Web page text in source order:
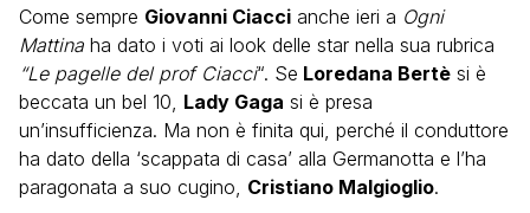
Come sempre Giovanni Ciacci anche ieri a Ogni
Mattina ha dato i voti ai look delle star nella sua rubrica
“Le pagelle del prof Ciacci“. Se Loredana Bertè si è
beccata un bel 10, Lady Gaga si è presa
un’insufficienza. Ma non è finita qui, perché il conduttore
ha dato della ‘scappata di casa’ alla Germanotta e l’ha
paragonata a suo cugino, Cristiano Malgioglio.